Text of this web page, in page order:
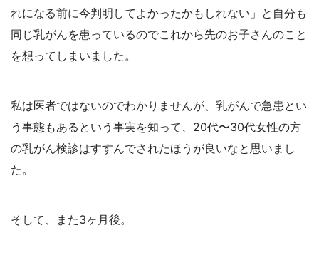
れになる前に今判明してよかったかもしれない」と自分も
同じ乳がんを患っているのでこれから先のお子さんのこと
を想ってしまいました。
私は医者ではないのでわかりませんが、乳がんで急患とい
う事態もあるという事実を知って、20代〜30代女性の方
の乳がん検診はすすんでされたほうが良いなと思いまし
た。
そして、また3ヶ月後。